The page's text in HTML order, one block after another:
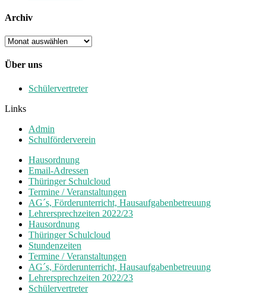
Archiv
Archiv
Über uns
Schülervertreter
Links
Admin
Schulförderverein
Hausordnung
Email-Adressen
Thüringer Schulcloud
Termine / Veranstaltungen
AG´s, Förderunterricht, Hausaufgabenbetreuung
Lehrersprechzeiten 2022/23
Hausordnung
Thüringer Schulcloud
Stundenzeiten
Termine / Veranstaltungen
AG´s, Förderunterricht, Hausaufgabenbetreuung
Lehrersprechzeiten 2022/23
Schülervertreter